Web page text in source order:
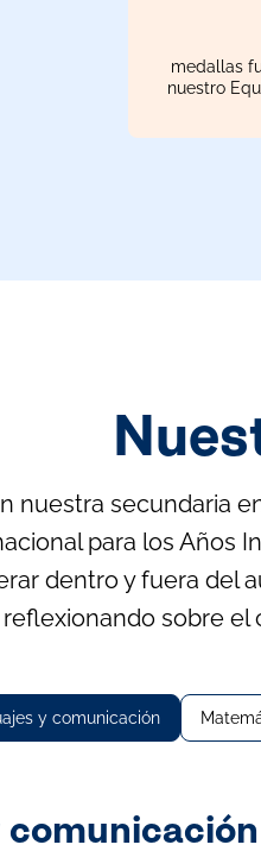
medallas
nuestro
nuestra secundaria
para los Años
dentro y fuera del
reflexionando sobre el
y comunicación
comunicación